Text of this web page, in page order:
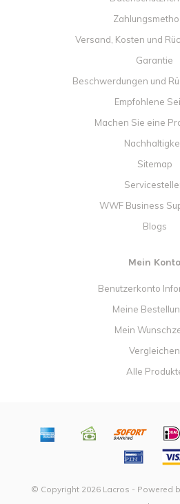
Versand, Kosten und
Garantie
Beschwerdungen und
Empfohlene
Machen Sie eine
Sitemap
WWF Business
Blogs
Mein Konto
Benutzerkonto
Meine
Mein
Vergleichen
Alle
© Copyright 2026 Lacros - Powered